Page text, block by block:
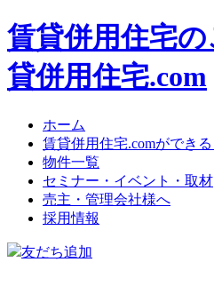
賃貸併用住宅
貸併用住宅.com
ホーム
賃貸併用住宅.comができる
物件一覧
セミナー・イベント・取材
売主・管理会社様へ
採用情報
友だち追加